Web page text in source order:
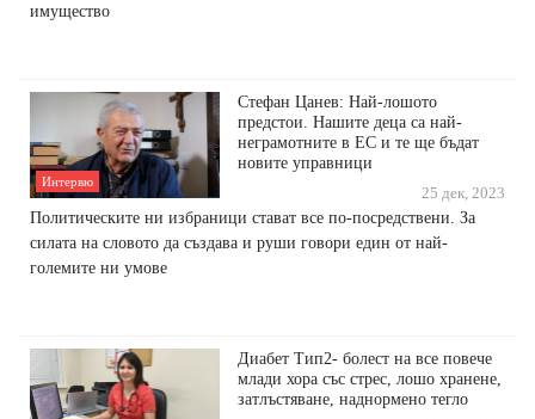
имущество
Интервю
Стефан Цанев: Най-лошото
предстои. Нашите деца са най-
неграмотните в ЕС и те ще бъдат
новите управници
25 дек, 2023
Политическите ни избраници стават все по-посредствени. За
силата на словото да създава и руши говори един от най-
големите ни умове
Диабет Тип2- болест на все повече
млади хора със стрес, лошо хранене,
затлъстяване, наднормено тегло